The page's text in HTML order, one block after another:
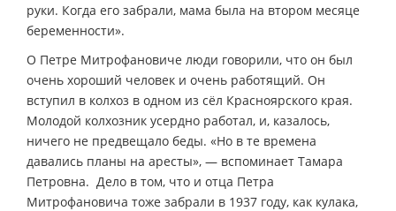
руки. Когда его забрали, мама была на втором месяце
беременности».
О Петре Митрофановиче люди говорили, что он был
очень хороший человек и очень работящий. Он
вступил в колхоз в одном из сёл Красноярского края.
Молодой колхозник усердно работал, и, казалось,
ничего не предвещало беды. «Но в те времена
давались планы на аресты», — вспоминает Тамара
Петровна. Дело в том, что и отца Петра
Митрофановича тоже забрали в 1937 году, как кулака,